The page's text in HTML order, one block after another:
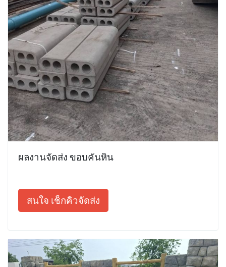
ผลงานจัดส่ง ขอบคันหิน
สนใจ เช็กคิวจัดส่ง